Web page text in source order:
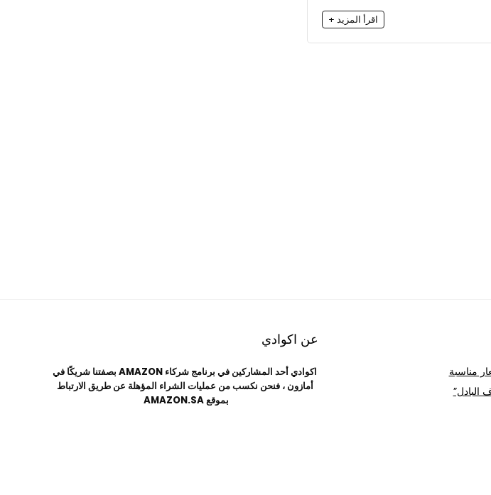
اقرأ المزيد +
عن اكوادي
اكوادي أحد المشاركين في برنامج شركاء AMAZON بصفتنا شريكًا في
أمازون ، فنحن نكسب من عمليات الشراء المؤهلة عن طريق الارتباط
بموقع AMAZON.SA